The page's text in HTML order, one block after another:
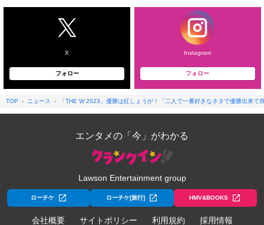
X
フォロー
Instagram
フォロー
TOP ニュース 「THE W 2023」優勝は紅しょうが！「二人で一番好きなネタで優勝出来て
エンタメの「今」がわかる
Lawson Entertainment group
ローチケ ローチケ[旅行] HMV&BOOKS
会社概要 サイトポリシー 利用規約 採用情報